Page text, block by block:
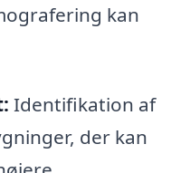
kan
Identifikation af
der kan